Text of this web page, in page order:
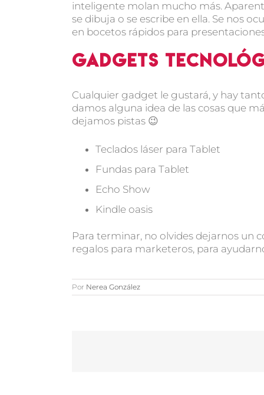
inteligente molan mucho más.
se dibuja o se escribe en ella. Se nos
en bocetos rápidos para
Gadgets
Cualquier gadget le gustará, y hay
damos alguna idea de las cosas que
dejamos pistas 😉
Teclados láser para Tablet
Fundas para Tablet
Echo Show
Kindle oasis
Para terminar, no olvides dejarnos un
regalos para marketeros, para
Por Nerea González